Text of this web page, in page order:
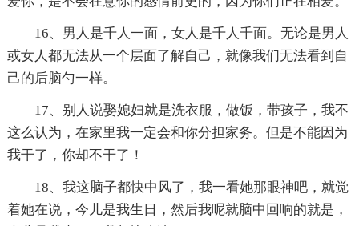
16、男人是千人一面，女人是千人千面。无论是男人
或女人都无法从一个层面了解自己，就像我们无法看到自
己的后脑勺一样。
17、别人说娶媳妇就是洗衣服，做饭，带孩子，我不
这么认为，在家里我一定会和你分担家务。但是不能因为
我干了，你却不干了！
18、我这脑子都快中风了，我一看她那眼神吧，就觉
着她在说，今儿是我生日，然后我呢就脑中回响的就是，